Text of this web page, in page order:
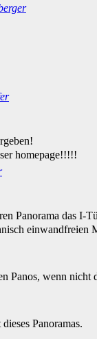
homepage!!!!!
Panorama das I-
einwandfreien
Panos, wenn nicht
Panoramas.